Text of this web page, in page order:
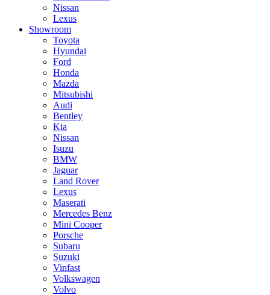
Nissan
Lexus
Showroom
Toyota
Hyundai
Ford
Honda
Mazda
Mitsubishi
Audi
Bentley
Kia
Nissan
Isuzu
BMW
Jaguar
Land Rover
Lexus
Maserati
Mercedes Benz
Mini Cooper
Porsche
Subaru
Suzuki
Vinfast
Volkswagen
Volvo